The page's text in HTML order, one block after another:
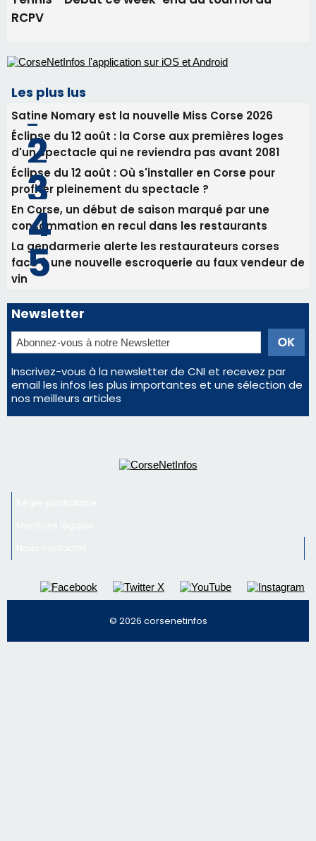
Les plus lus
Éclipse du 12 août : la Corse aux premières loges
d'un spectacle qui ne reviendra pas avant 2081
Éclipse du 12 août : Où s'installer en Corse pour
profiter pleinement du spectacle ?
En Corse, un début de saison marqué par une
consommation en recul dans les restaurants
La gendarmerie alerte les restaurateurs corses
face à une nouvelle escroquerie au faux vendeur de
vin
Newsletter
Inscrivez-vous à la newsletter de CNI et recevez par
email les infos les plus importantes et une sélection de
nos meilleurs articles
© 2026 corsenetinfos